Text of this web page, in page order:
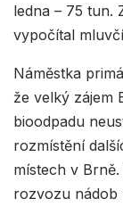
ledna – 75 tun.
vypočítal
Náměstka
že velký zájem
bioodpadu
rozmístění
místech v
rozvozu nádob